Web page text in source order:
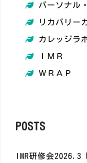
パーソナル
リカバリー
カレッジラ
ＩＭＲ
ＷＲＡＰ
POSTS
IMR研修会2026.3